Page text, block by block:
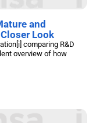
and
Look
comparing R&D
overview of how